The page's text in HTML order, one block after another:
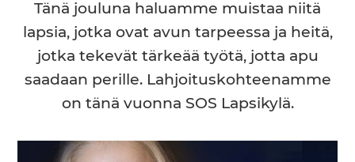
Tänä jouluna haluamme muistaa niitä
lapsia, jotka ovat avun tarpeessa ja heitä,
jotka tekevät tärkeää työtä, jotta apu
saadaan perille. Lahjoituskohteenamme
on tänä vuonna SOS Lapsikylä.